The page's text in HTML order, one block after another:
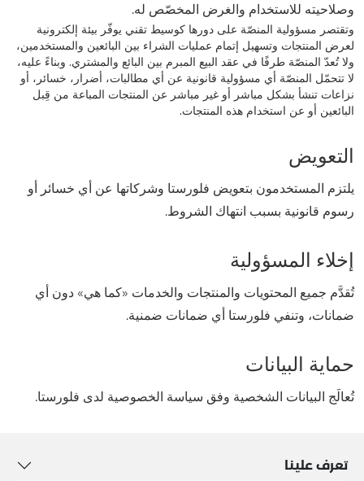
وصلاحيته للاستخدام والغرض المخصّص له.
وتقتصر مسؤولية المنصّة على دورها كوسيط تقني يوفّر بيئة إلكترونية
لعرض المنتجات وتسهيل إتمام عمليات الشراء بين البائعين والمستخدمين،
ولا تُعدّ المنصّة طرفًا في عقد البيع المبرم بين البائع والمشتري. وبناءً عليه،
لا تتحمّل المنصّة أي مسؤولية قانونية عن أي مطالبات، أضرار، خسائر، أو
نزاعات تنشأ بشكل مباشر أو غير مباشر عن المنتجات المباعة من قِبل
البائعين أو عن استخدام هذه المنتجات.
التعويض
يلتزم المستخدمون بتعويض فلورستا وشركاتها عن أي خسائر أو
رسوم قانونية بسبب انتهاك الشروط.
إخلاء المسؤولية
تُقدَّم جميع المحتويات والمنتجات والخدمات «كما هي» دون أي
ضمانات، وتنفي فلورستا أي ضمانات ضمنية.
حماية البيانات
تُعالَج البيانات الشخصية وفق سياسة الخصوصية لدى فلورستا.
تعرف علينا